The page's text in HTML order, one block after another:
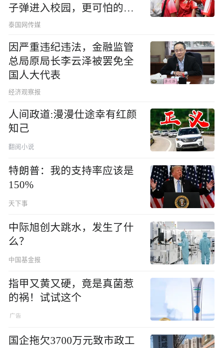
子弹进入校园，更可怕的细
节公布了
泰国网传媒
因严重违纪违法，金融监管
总局原局长李云泽被罢免全
国人大代表
经济观察报
人间政道:漫漫仕途幸有红颜
知己
翻阅小说
特朗普：我的支持率应该是
150%
天下事
中际旭创大跳水，发生了什
么？
中国基金报
指甲又黄又硬，竟是真菌惹
的祸！试试这个
国企拖欠3700万元致市政工